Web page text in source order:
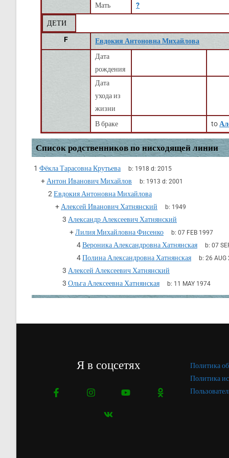
Мать ?
ДЕТИ
F
Евдокия Антоновна Михайлова
Дата
рождения
Дата
ухода из
жизни
В браке
to
Список родственников по нисходящей линии
1 Фёкла Тарасовна Крутьева b: 1918 d: 2015
+ Антон Иванович Михайлов b: 1913 d: 2001
2 Евдокия Антоновна Михайлова
+ Алексей Иванович Хатнянский b: 1949
3 Александр Алексеевич Хатнянский
+Лилия Михайловна Фисенко b: 07 FEB 1997
4Вероника Александровна Хатнянская b: 07
4Полина Александровна Хатнянская b: 26 AUG
3 Алексей Алексеевич Хатнянский
3 Ольга Алексеевна Хатнянская b: 11 MAY 1974
Я в соцсетях Политика
Политика